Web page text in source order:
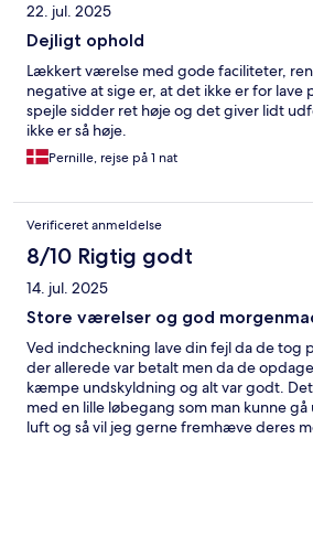
22. jul. 2025
Dejligt ophold
Lækkert værelse med gode faciliteter,
negative at sige er, at det ikke er for lave
spejle sidder ret høje og det giver lidt
ikke er så høje.
Pernille, rejse på 1 nat
Verificeret anmeldelse
8/10 Rigtig godt
14. jul. 2025
Store værelser og god
Ved indcheckning lave din fejl da de tog
der allerede var betalt men da de
kæmpe undskyldning og alt var godt.
med en lille løbegang som man kunne
luft og så vil jeg gerne fremhæve deres